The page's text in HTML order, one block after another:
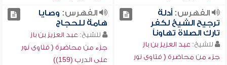
الفهرس:أدلة
ترجيح الشيخ لكفر
تارك الصلاة تهاوناً
للشيخ: عبد العزيز بن باز
جزء من محاضرة ( فتاوى نور
الفهرس: وصايا
هامة للحجاج
للشيخ: عبد العزيز بن باز
جزء من محاضرة ( فتاوى نور
على الدرب (159))